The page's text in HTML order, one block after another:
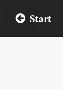
Start